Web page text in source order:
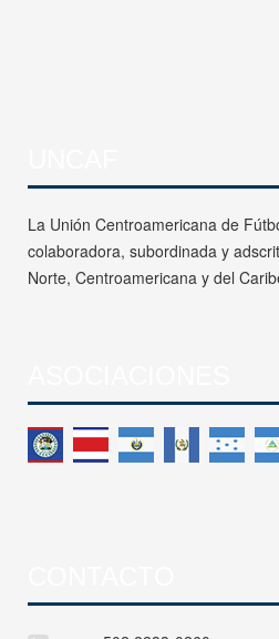
La Unión Centroamericana de
colaboradora, subordinada y
Norte, Centroamericana y del